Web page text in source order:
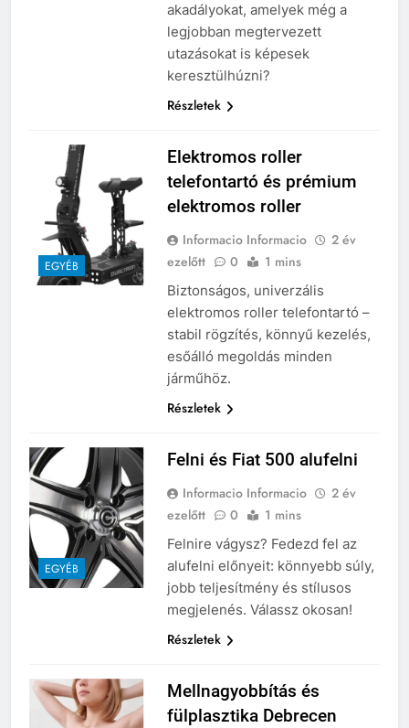
akadályokat, amelyek még a
legjobban megtervezett
utazásokat is képesek
keresztülhúzni?
Részletek
EGYÉB
Elektromos roller
telefontartó és prémium
elektromos roller
Informacio Informacio
2 év
ezelőtt
0 1 mins
Biztonságos, univerzális
elektromos roller telefontartó –
stabil rögzítés, könnyű kezelés,
esőálló megoldás minden
járműhöz.
Részletek
EGYÉB
Felni és Fiat 500 alufelni
Informacio Informacio
2 év
ezelőtt
0 1 mins
Felnire vágysz? Fedezd fel az
alufelni előnyeit: könnyebb súly,
jobb teljesítmény és stílusos
megjelenés. Válassz okosan!
Részletek
Mellnagyobbítás és
fülplasztika Debrecen